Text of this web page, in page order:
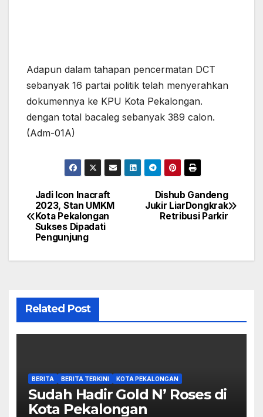
Adapun dalam tahapan pencermatan DCT
sebanyak 16 partai politik telah menyerahkan
dokumennya ke KPU Kota Pekalongan.
dengan total bacaleg sebanyak 389 calon.
(Adm-01A)
Navigasi
pos
Dishub Gandeng
Jukir LiarDongkrak
Retribusi Parkir
Jadi Icon Inacraft
2023, Stan UMKM
Kota Pekalongan
Sukses Dipadati
Pengunjung
Related Post
BERITA BERITA TERKINI KOTA PEKALONGAN
Sudah Hadir Gold N’ Roses di
Kota Pekalongan